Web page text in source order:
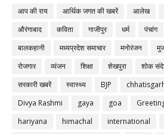
आप की राय आर्थिक जगत की खबरें आलेख
औरंगाबाद
कविता गाजीपुर धर्म पंचांग
बालकहानी
मध्यप्रदेश समाचार मनोरंजन
रोजगार
व्यंजन शिक्षा शेखपुरा शोक
सरकारी खबरें
स्वास्थ्य BJP
Divya Rashmi
gaya goa
hariyana
himachal international